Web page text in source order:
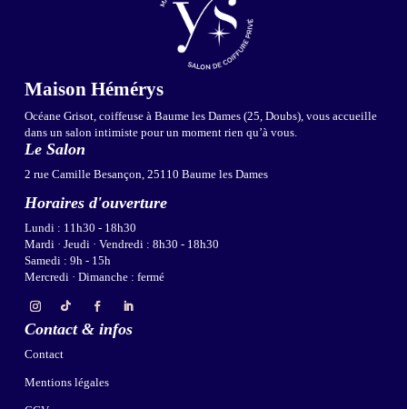
Maison Hémérys
Océane Grisot, coiffeuse à Baume les Dames (25, Doubs), vous accueille
dans un salon intimiste pour un moment rien qu’à vous.
Le Salon
2 rue Camille Besançon, 25110 Baume les Dames
Horaires d'ouverture
Lundi : 11h30 - 18h30
Mardi · Jeudi · Vendredi : 8h30 - 18h30
Samedi : 9h - 15h
Mercredi · Dimanche : fermé
Contact & infos
Contact
Mentions légales